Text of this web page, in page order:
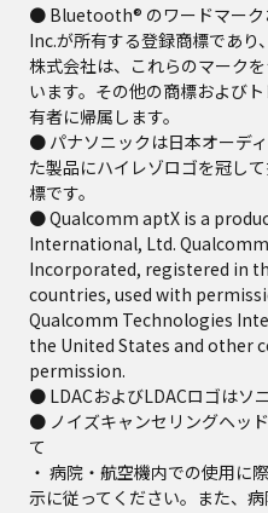
● Bluetooth® のワードマー
Inc.が所有する登録商標であり
株式会社は、これらのマーク
います。その他の商標および
有者に帰属します。
● パナソニックは日本オーデ
た製品にハイレゾロゴを冠し
標です。
● Qualcomm aptX is a
International, Ltd.
Incorporated, registered in
countries, used with
Qualcomm Technologies
the United States and other
permission.
● LDACおよびLDACロゴはソ
● ノイズキャンセリングヘッ
て
・ 病院・航空機内での使用に
示に従ってください。また、